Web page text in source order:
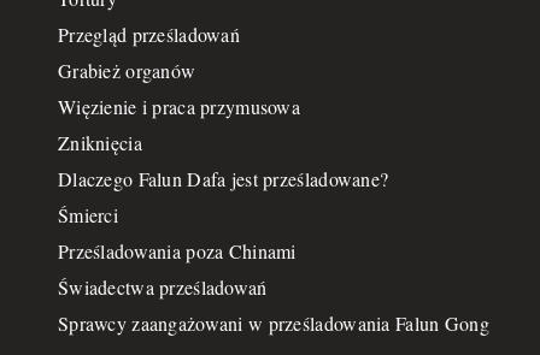
Przegląd prześladowań
Grabież organów
Więzienie i praca przymusowa
Zniknięcia
Dlaczego Falun Dafa jest prześladowane?
Śmierci
Prześladowania poza Chinami
Świadectwa prześladowań
Sprawcy zaangażowani w prześladowania Falun Gong